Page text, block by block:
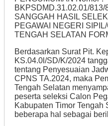
BKPSDMD.31.02.01/
SANGGAH HASIL
PEGAWAI NEGERI
TENGAH SELATAN
Berdasarkan Surat Pit.
KS.04.0l/SD/K/2024
tentang Penyesuaian
CPNS TA.2024, maka
Tengah Selatan
peserta seleksi Calon
Kabupaten Timor Tengah
beberapa hal sebagai